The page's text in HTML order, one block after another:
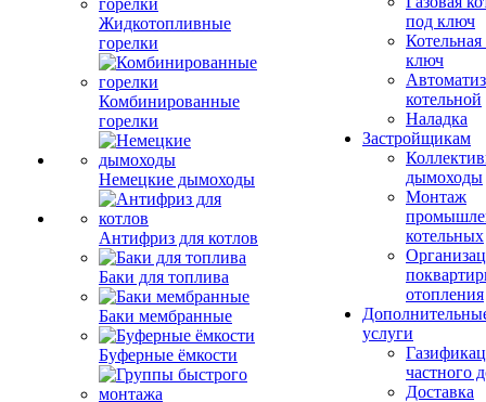
Жидкотопливные
горелки
Комбинированные
горелки
Немецкие дымоходы
Антифриз для котлов
Баки для топлива
Баки мембранные
Буферные ёмкости
под ключ
ключ
котельной
Наладка
Застройщикам
дымоходы
Монтаж
котельных
отопления
услуги
частного
Доставка